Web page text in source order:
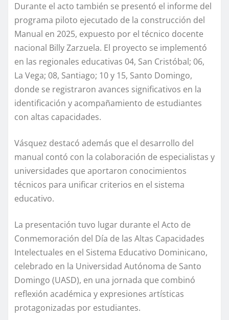
Durante el acto también se presentó el informe del
programa piloto ejecutado de la construcción del
Manual en 2025, expuesto por el técnico docente
nacional Billy Zarzuela. El proyecto se implementó
en las regionales educativas 04, San Cristóbal; 06,
La Vega; 08, Santiago; 10 y 15, Santo Domingo,
donde se registraron avances significativos en la
identificación y acompañamiento de estudiantes
con altas capacidades.
Vásquez destacó además que el desarrollo del
manual contó con la colaboración de especialistas y
universidades que aportaron conocimientos
técnicos para unificar criterios en el sistema
educativo.
La presentación tuvo lugar durante el Acto de
Conmemoración del Día de las Altas Capacidades
Intelectuales en el Sistema Educativo Dominicano,
celebrado en la Universidad Autónoma de Santo
Domingo (UASD), en una jornada que combinó
reflexión académica y expresiones artísticas
protagonizadas por estudiantes.